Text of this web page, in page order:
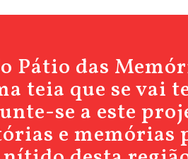
Pátio das
teia que se vai
se a este
e